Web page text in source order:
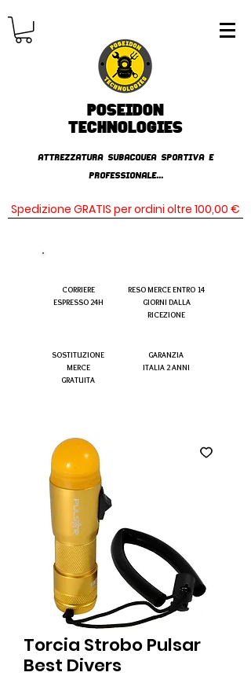
Poseidon
TECHNOLOGIES
AttrezzaturA subacqueA SPORTIVA E
PROFESSIONALE...
Spedizione GRATIS per ordini oltre 100,00 €
CORRIERE
ESPRESSO 24H
SOSTITUZIONE
MERCE
GRATUITA
RESO MERCE ENTRO 14
GIORNI DALLA
RICEZIONE
GARANZIA
ITALIA 2 ANNI
Torcia Strobo Pulsar
Best Divers